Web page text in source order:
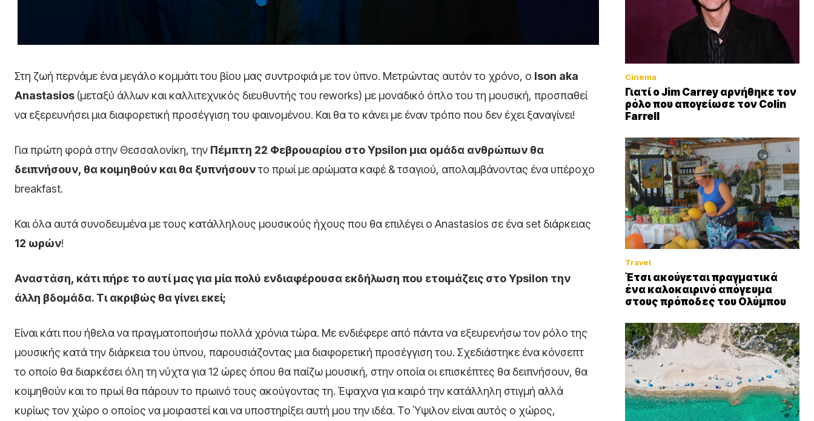
Στη ζωή περνάμε ένα μεγάλο κομμάτι του βίου μας συντροφιά με τον ύπνο. Μετρώντας αυτόν το χρόνο, ο Ison aka
Anastasios (μεταξύ άλλων και καλλιτεχνικός διευθυντής του reworks) με μοναδικό όπλο του τη μουσική, προσπαθεί
να εξερευνήσει μια διαφορετική προσέγγιση του φαινομένου. Και θα το κάνει με έναν τρόπο που δεν έχει ξαναγίνει!
Για πρώτη φορά στην Θεσσαλονίκη, την Πέμπτη 22 Φεβρουαρίου στοYpsilon μια ομάδα ανθρώπων θα
δειπνήσουν, θα κοιμηθούν και θα ξυπνήσουντο πρωί με αρώματα καφέ & τσαγιού, απολαμβάνοντας ένα υπέροχο
breakfast.
Και όλα αυτά συνοδευμένα με τους κατάλληλους μουσικούς ήχους που θα επιλέγει ο Anastasios σε ένα set διάρκειας
12 ωρών!
Αναστάση, κάτι πήρε το αυτί μας για μία πολύ ενδιαφέρουσα εκδήλωση που ετοιμάζεις στο Ypsilon την
άλλη βδομάδα. Τι ακριβώς θα γίνει εκεί;
Είναι κάτι που ήθελα να πραγματοποιήσω πολλά χρόνια τώρα. Με ενδιέφερε από πάντα να εξευρενήσω τον ρόλο της
μουσικής κατά την διάρκεια του ύπνου, παρουσιάζοντας μια διαφορετική προσέγγιση του. Σχεδιάστηκε ένα κόνσεπτ
το οποίο θα διαρκέσει όλη τη νύχτα για 12 ώρες όπου θα παίζω μουσική, στην οποία οι επισκέπτες θα δειπνήσουν, θα
κοιμηθούν και το πρωί θα πάρουν το πρωινό τους ακούγοντας τη. Έψαχνα για καιρό την κατάλληλη στιγμή αλλά
κυρίως τον χώρο ο οποίος να μοιραστεί και να υποστηρίξει αυτή μου την ιδέα. Το Ύψιλον είναι αυτός ο χώρος,
Cinema
Γιατί ο Jim Carrey αρνήθηκε τον
ρόλο που απογείωσε τον Colin
Farrell
Travel
Έτσι ακούγεται πραγματικά
ένα καλοκαιρινό απόγευμα
στους πρόποδες του Ολύμπου